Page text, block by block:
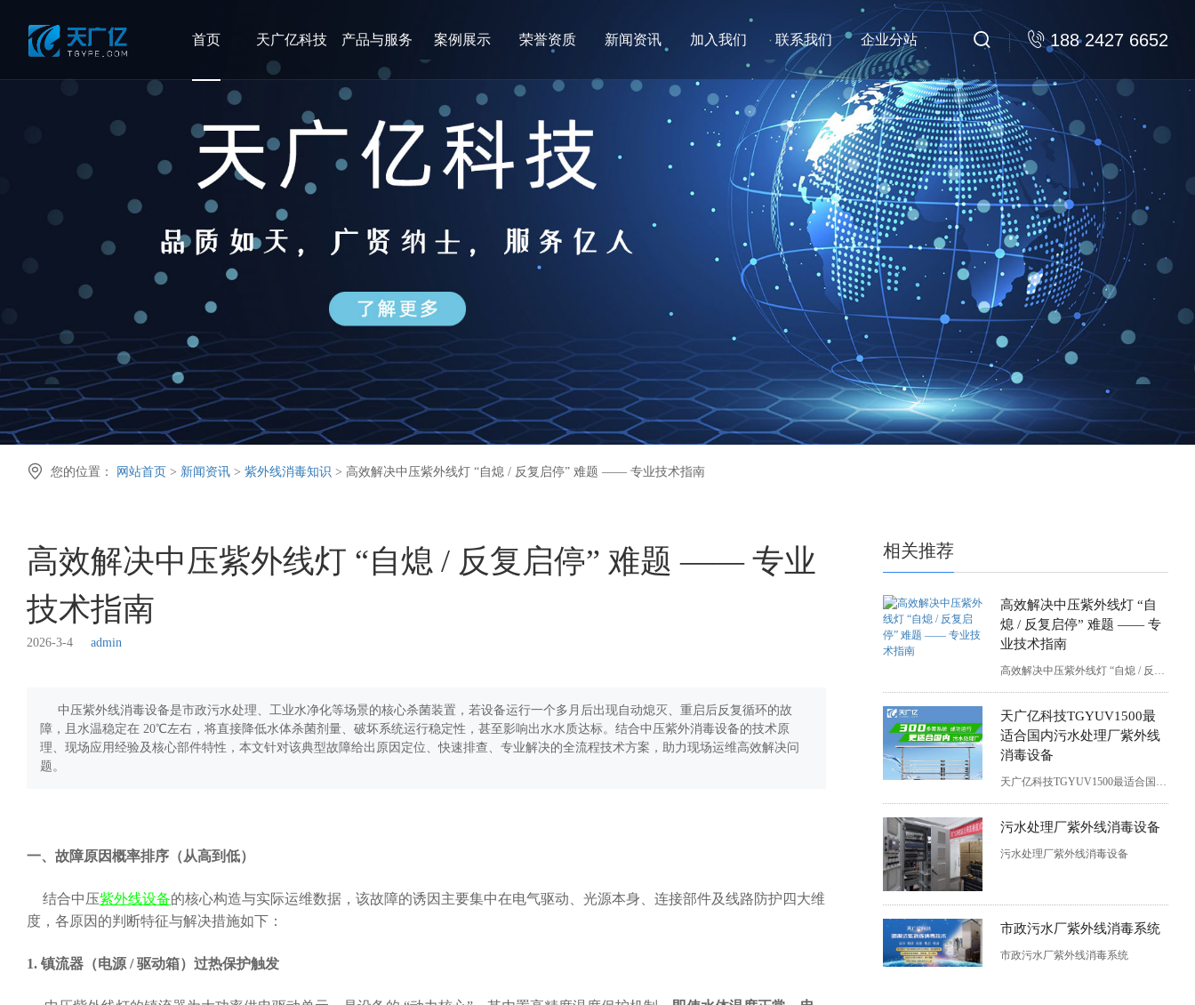
首页 天广亿科技 产品与服务 案例展示 荣誉资质 新闻资讯 加入我们 联系我们 企业分站   188 2427 6652
 您的位置： 网站首页 > 新闻资讯 > 紫外线消毒知识 > 高效解决中压紫外线灯 “自熄 / 反复启停” 难题 —— 专业技术指南
高效解决中压紫外线灯 “自熄 / 反复启停” 难题 —— 专业
技术指南
2026-3-4 admin
中压紫外线消毒设备是市政污水处理、工业水净化等场景的核心杀菌装置，若设备运行一个多月后出现自动熄灭、重启后反复循环的故
障，且水温稳定在 20℃左右，将直接降低水体杀菌剂量、破坏系统运行稳定性，甚至影响出水水质达标。结合中压紫外消毒设备的技术原
理、现场应用经验及核心部件特性，本文针对该典型故障给出原因定位、快速排查、专业解决的全流程技术方案，助力现场运维高效解决问
题。
一、故障原因概率排序（从高到低）
结合中压紫外线设备的核心构造与实际运维数据，该故障的诱因主要集中在电气驱动、光源本身、连接部件及线路防护四大维
度，各原因的判断特征与解决措施如下：
1. 镇流器（电源 / 驱动箱）过热保护触发
相关推荐
高效解决中压紫外线灯 “自
熄 / 反复启停” 难题 —— 专
业技术指南
高效解决中压紫外线灯 “自熄 / 反复启停” 难题 —— 专业技术指南
天广亿科技TGYUV1500最
适合国内污水处理厂紫外线
消毒设备
天广亿科技TGYUV1500最适合国内污水处理厂紫外线消毒设备
污水处理厂紫外线消毒设备
污水处理厂紫外线消毒设备
市政污水厂紫外线消毒系统
市政污水厂紫外线消毒系统